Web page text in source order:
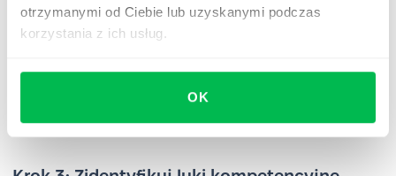
otrzymanymi od Ciebie lub uzyskanymi podczas
korzystania z ich usług.
OK
testy kompetencyjne;
behawioralne (180 stopni, 270 stopni,360 stopni);